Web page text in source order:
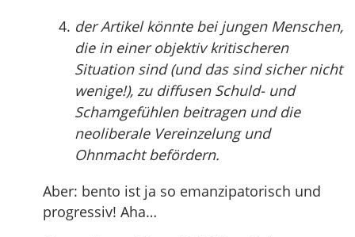
der Artikel könnte bei jungen Menschen,
die in einer objektiv kritischeren
Situation sind (und das sind sicher nicht
wenige!), zu diffusen Schuld- und
Schamgefühlen beitragen und die
neoliberale Vereinzelung und
Ohnmacht befördern.
Aber: bento ist ja so emanzipatorisch und
progressiv! Aha…